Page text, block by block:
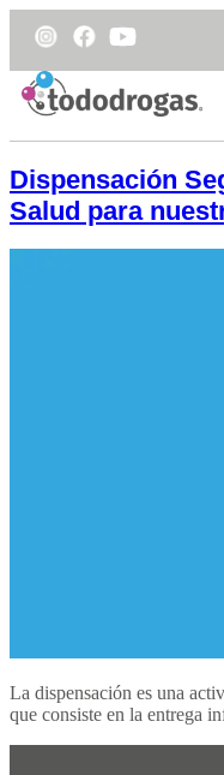
Dispensación
Salud para
La dispensación es una
que consiste en la entrega